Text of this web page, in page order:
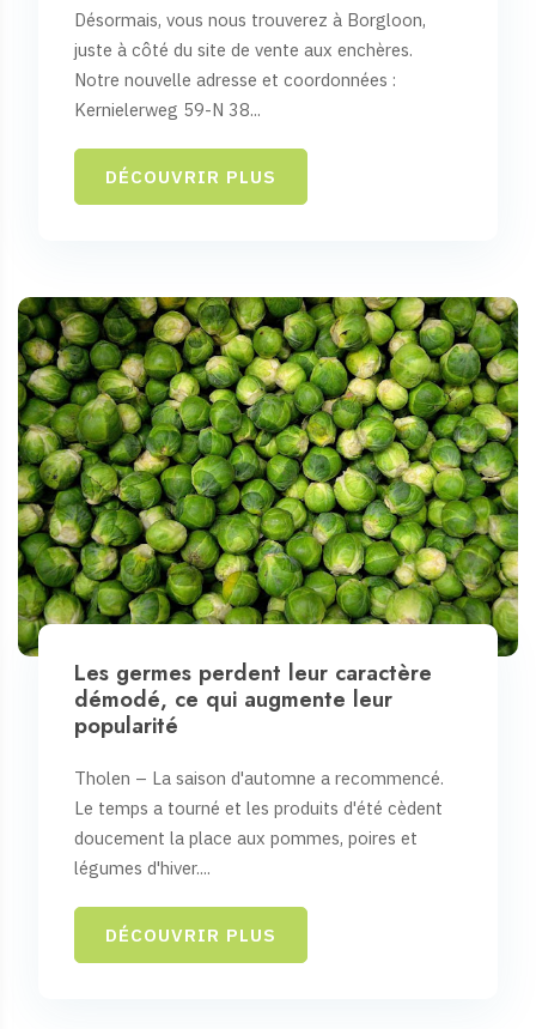
Désormais, vous nous trouverez à Borgloon,
juste à côté du site de vente aux enchères.
Notre nouvelle adresse et coordonnées :
Kernielerweg 59-N 38...
DÉCOUVRIR PLUS
Les germes perdent leur caractère
démodé, ce qui augmente leur
popularité
Tholen – La saison d'automne a recommencé.
Le temps a tourné et les produits d'été cèdent
doucement la place aux pommes, poires et
légumes d'hiver....
DÉCOUVRIR PLUS